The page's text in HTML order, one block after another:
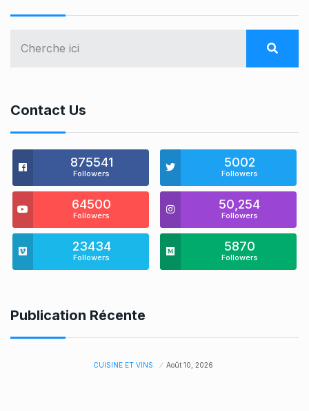
Contact Us
875541
Followers
5002
Followers
64500
Followers
50,254
Followers
23434
Followers
5870
Followers
Publication Récente
CUISINE ET VINS Août 10, 2026